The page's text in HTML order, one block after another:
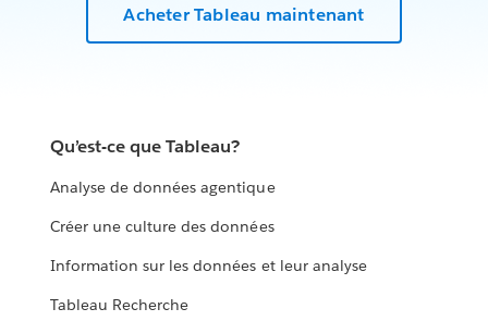
Acheter Tableau maintenant
Qu’est-ce que Tableau?
Analyse de données agentique
Créer une culture des données
Information sur les données et leur analyse
Tableau Recherche